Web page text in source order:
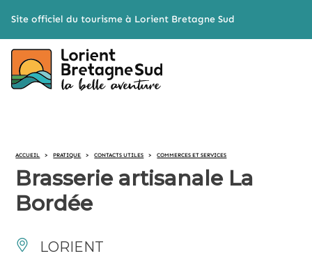
Site officiel du tourisme à Lorient Bretagne Sud
ACCUEIL > PRATIQUE > CONTACTS UTILES > COMMERCES ET SERVICES
Brasserie artisanale La
Bordée
LORIENT